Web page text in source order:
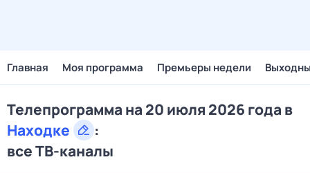
Главная Моя программа Премьеры недели
Телепрограмма на 20 июля 2026 года в
Находке
:
все ТВ-каналы